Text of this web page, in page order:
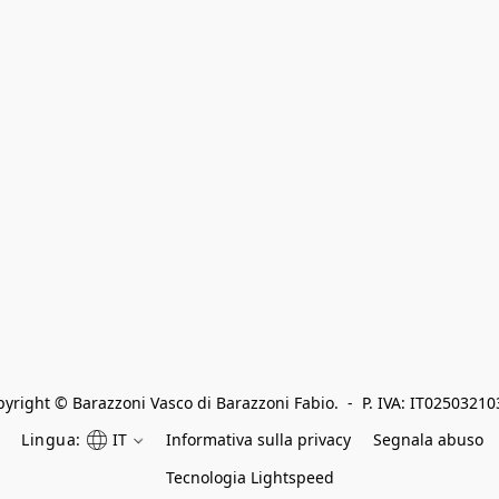
© Barazzoni Vasco di Barazzoni Fabio.  -  P. IVA:
Lingua:
IT Informativa sulla privacy
Segnala abuso
Tecnologia Lightspeed